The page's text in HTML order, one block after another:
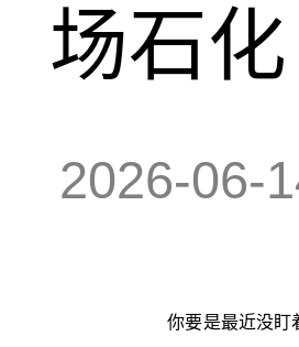
场石化
2026-06-
你要是最近没